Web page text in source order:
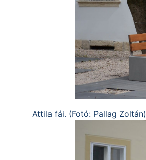
Attila fái. (Fotó: Pallag Zoltán)